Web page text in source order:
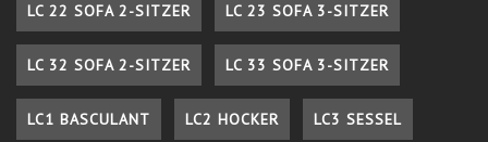
LC 22 SOFA 2-SITZER LC 23 SOFA 3-SITZER
LC 32 SOFA 2-SITZER LC 33 SOFA 3-SITZER
LC1 BASCULANT LC2 HOCKER LC3 SESSEL